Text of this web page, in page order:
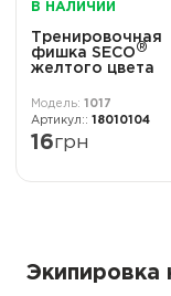
В НАЛИЧИИ
Тренировочная
фишка SECO®
желтого цвета
1017
18010104
16грн
Экипировка